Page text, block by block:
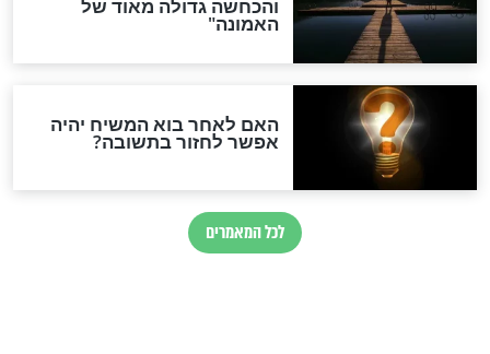
נדיר מצאו
בית שני?
נעל הפוכה ומטאטא בחופה:
הראשון לציון מסביר האם יש
אמת באמונות הטפלות
חדשות יהדות
הותר לפרסום: לוחמי מילואים